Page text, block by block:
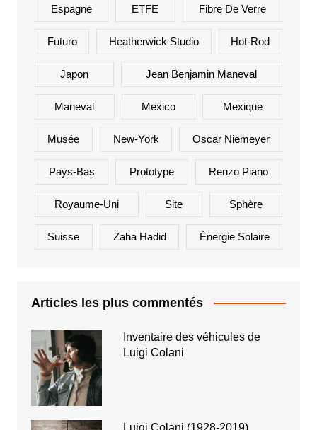
Espagne ETFE Fibre De Verre
Futuro Heatherwick Studio Hot-Rod
Japon Jean Benjamin Maneval
Maneval Mexico Mexique
Musée New-York Oscar Niemeyer
Pays-Bas Prototype Renzo Piano
Royaume-Uni Site Sphère
Suisse Zaha Hadid Énergie Solaire
Articles les plus commentés
Inventaire des véhicules de
Luigi Colani